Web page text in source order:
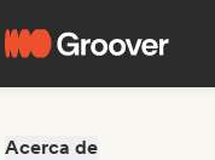
Acerca de